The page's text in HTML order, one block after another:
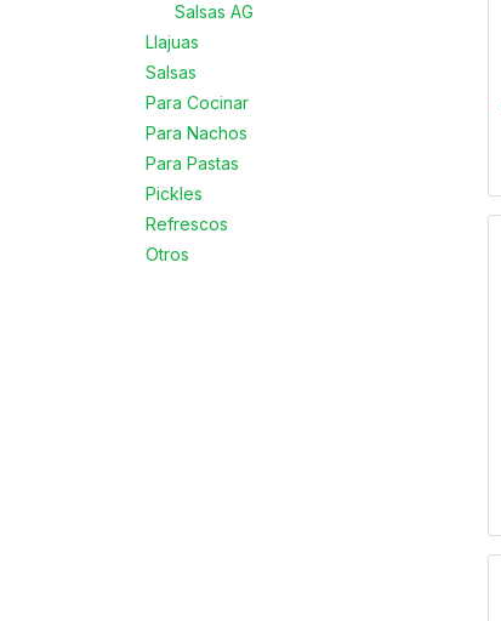
Salsas AG
Llajuas
Salsas
Para Cocinar
Para Nachos
Para Pastas
Pickles
Refrescos
Otros